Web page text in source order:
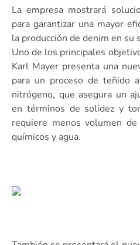
La empresa mostrará
para garantizar una mayor
la producción de denim en
Uno de los principales
Karl Mayer presenta una
para un proceso de teñido
nitrógeno, que asegura un
en términos de solidez y
requiere menos volumen
químicos y agua.